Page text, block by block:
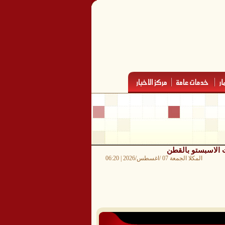
الاسبستو بالقطن
المكلا الجمعة 07 /اغسطس/2026 | 06:20